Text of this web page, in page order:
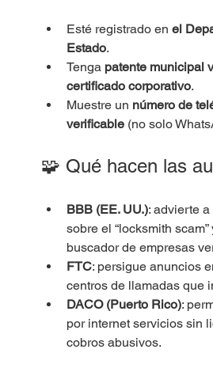
Esté registrado en el
Estado.
Tenga patente municipal
certificado corporativo.
Muestre un número de
verificable (no solo
🧩 Qué hacen las
BBB (EE. UU.): advierte
sobre el “locksmith scam”
buscador de empresas
FTC: persigue anuncios
centros de llamadas que
DACO (Puerto Rico):
por internet servicios sin
cobros abusivos.